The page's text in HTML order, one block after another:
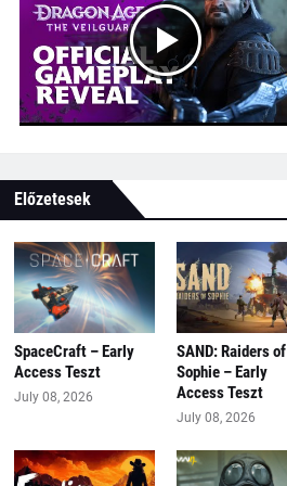
Előzetesek
SpaceCraft – Early
Access Teszt
July 08, 2026
SAND: Raiders of
Sophie – Early
Access Teszt
July 08, 2026